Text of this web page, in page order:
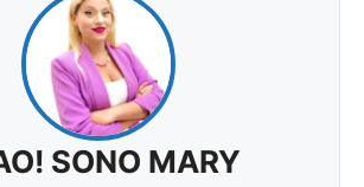
SONO MARY